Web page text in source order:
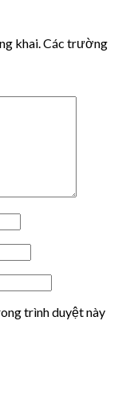
khai. Các trường
trình duyệt này